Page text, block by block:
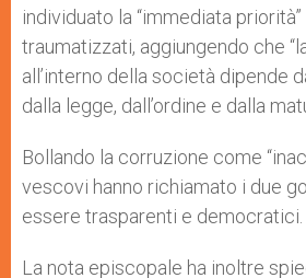
individuato la “immediata
traumatizzati, aggiungendo che
all’interno della società dipende
dalla legge, dall’ordine e dalla
Bollando la corruzione come
vescovi hanno richiamato i due
essere trasparenti e democratici.
La nota episcopale ha inoltre